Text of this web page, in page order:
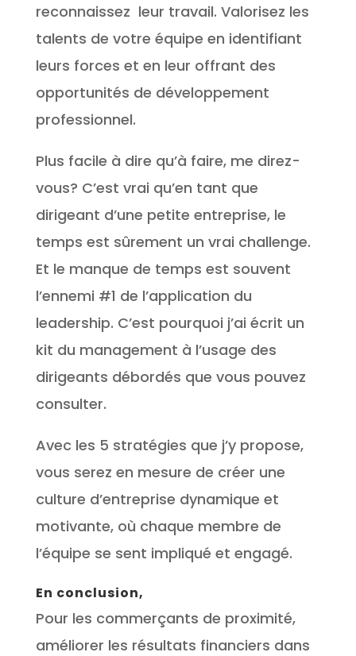
reconnaissez leur travail. Valorisez les
talents de votre équipe en identifiant
leurs forces et en leur offrant des
opportunités de développement
professionnel.
Plus facile à dire qu’à faire, me direz-
vous? C’est vrai qu’en tant que
dirigeant d’une petite entreprise, le
temps est sûrement un vrai challenge.
Et le manque de temps est souvent
l’ennemi #1 de l’application du
leadership. C’est pourquoi j’ai écrit un
kit du management à l’usage des
dirigeants débordés que vous pouvez
consulter.
Avec les 5 stratégies que j’y propose,
vous serez en mesure de créer une
culture d’entreprise dynamique et
motivante, où chaque membre de
l’équipe se sent impliqué et engagé.
En conclusion,
Pour les commerçants de proximité,
améliorer les résultats financiers dans